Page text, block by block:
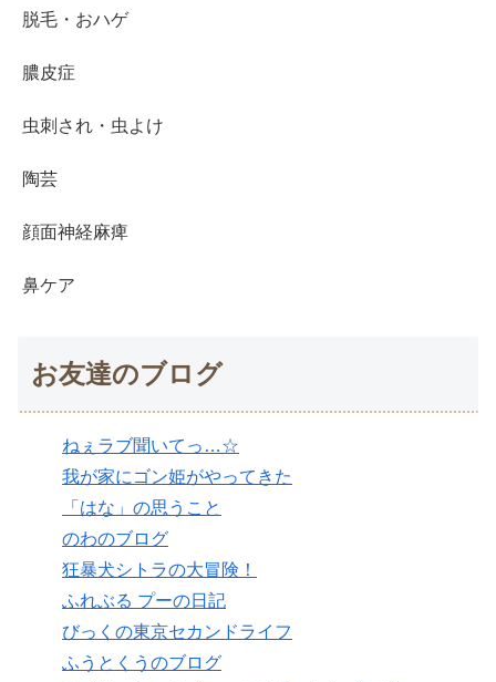
脱毛・おハゲ
膿皮症
虫刺され・虫よけ
陶芸
顔面神経麻痺
鼻ケア
お友達のブログ
ねぇラブ聞いてっ…☆
我が家にゴン姫がやってきた
「はな」の思うこと
のわのブログ
狂暴犬シトラの大冒険！
ふれぶる プーの日記
びっくの東京セカンドライフ
ふうとくうのブログ